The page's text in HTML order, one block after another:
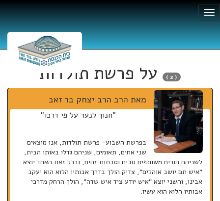
( 2 ) על פרשת תולדות
מאת הרב הרב יצחק בר זאב
"חנוך לנער על פי דרכו"
בפרשת השבוע- פרשת תולדות, אנו מוצאים
שני אחים, תאומים, שניהם גדלו באותו הבית,
לשניהם הורים משותפים סבים וסבתות זהים, ובכל זאת האחד יוצא
"איש תם יושב אוהלים", צדיק הולך בדרך אבותיו הלוא הוא יעקב
אבינו, והשני יוצא "איש יודע ציד איש שדה", הולך הרחק מדרכי
אבותיו הלוא הוא עשיו.